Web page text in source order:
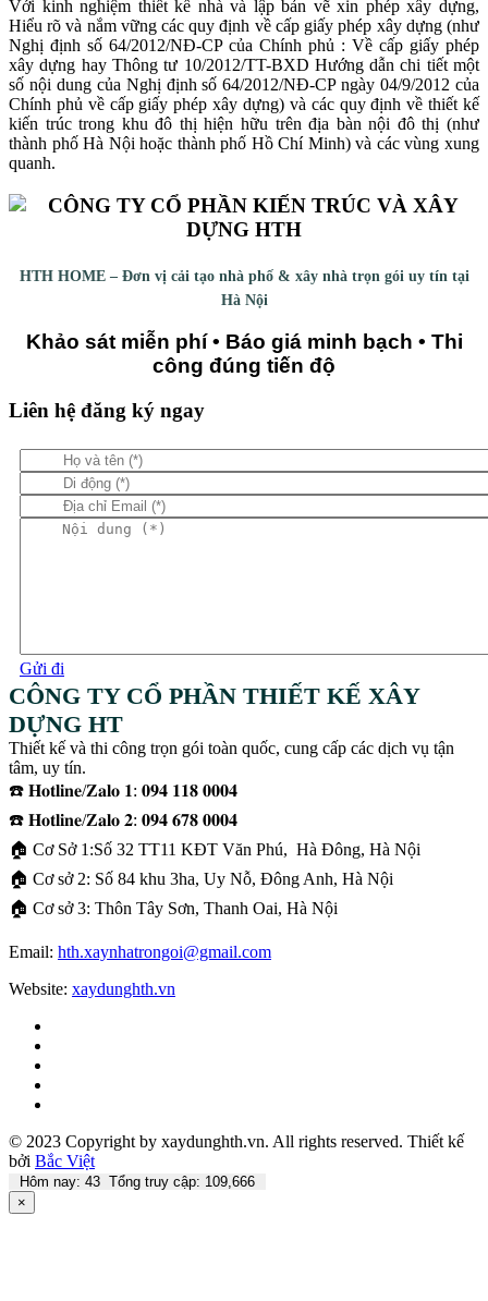
Với kinh nghiệm thiết kế nhà và lập bản vẽ xin phép xây dựng,
Hiểu rõ và nắm vững các quy định về cấp giấy phép xây dựng (như
Nghị định số 64/2012/NĐ-CP của Chính phủ : Về cấp giấy phép
xây dựng hay Thông tư 10/2012/TT-BXD Hướng dẫn chi tiết một
số nội dung của Nghị định số 64/2012/NĐ-CP ngày 04/9/2012 của
Chính phủ về cấp giấy phép xây dựng) và các quy định về thiết kế
kiến trúc trong khu đô thị hiện hữu trên địa bàn nội đô thị (như
thành phố Hà Nội hoặc thành phố Hồ Chí Minh) và các vùng xung
quanh.
HTH HOME – Đơn vị cải tạo nhà phố & xây nhà trọn gói uy tín tại
Hà Nội
Khảo sát miễn phí • Báo giá minh bạch • Thi
công đúng tiến độ
Liên hệ đăng ký ngay
Gửi đi
CÔNG TY CỔ PHẦN THIẾT KẾ XÂY
DỰNG HT
Thiết kế và thi công trọn gói toàn quốc, cung cấp các dịch vụ tận
tâm, uy tín.
☎️ 𝐇𝐨𝐭𝐥𝐢𝐧𝐞/𝐙𝐚𝐥𝐨 𝟏: 𝟎𝟗𝟒 𝟏𝟏𝟖 𝟎𝟎𝟎𝟒
☎️ 𝐇𝐨𝐭𝐥𝐢𝐧𝐞/𝐙𝐚𝐥𝐨 𝟐: 𝟎𝟗𝟒 𝟔𝟕𝟖 𝟎𝟎𝟎𝟒
🏠 Cơ Sở 1:Số 32 TT11 KĐT Văn Phú, Hà Đông, Hà Nội
🏠 Cơ sở 2: Số 84 khu 3ha, Uy Nỗ, Đông Anh, Hà Nội
🏠 Cơ sở 3: Thôn Tây Sơn, Thanh Oai, Hà Nội
Email: hth.xaynhatrongoi@gmail.com
Website: xaydunghth.vn
© 2023 Copyright by xaydunghth.vn. All rights reserved. Thiết kế
bởi Bắc Việt
Hôm nay: 43 Tổng truy cập: 109,666
×